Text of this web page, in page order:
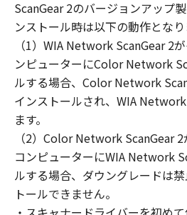
ェア」を使用させることが
コンピューターの使用者に本
よび条件を遵守させるとと
し全責任を負うことを条件
(2) お客様は、上記(1)に基
ェア」を使用するためのバ
「本ソフトウェア」を１部
きます。
(3) 上記(1)および(2)に定め
ノンまたはキヤノンのライ
知的財産権も、明示たると黙
ず、本契約書によってお客様
諾されるものではありませ
ScanGear 2のバージョンアップ
ンストール時は以下の動作となり
（1）WIA Network ScanGear 2
ンピューターにColor Network
ルする場合、Color Network
インストールされ、WIA
ます。
（2）Color Network ScanGear
コンピューターにWIA Network
ルする場合、ダウングレードは
トールできません。